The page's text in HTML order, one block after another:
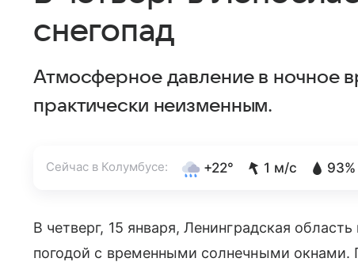
снегопад
Атмосферное давление в ночное
практически неизменным.
Сейчас в Колумбусе: +22° 1 м/с 93%
В четверг, 15 января, Ленинградская
погодой с временными солнечными